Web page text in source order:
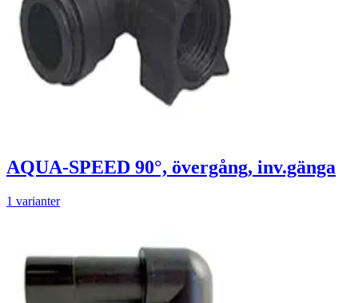
AQUA-SPEED 90°, övergång, inv.gänga
1 varianter